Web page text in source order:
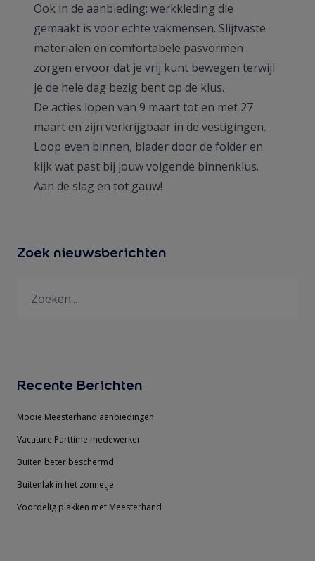
Ook in de aanbieding: werkkleding die
gemaakt is voor echte vakmensen. Slijtvaste
materialen en comfortabele pasvormen
zorgen ervoor dat je vrij kunt bewegen terwijl
je de hele dag bezig bent op de klus.
De acties lopen van 9 maart tot en met 27
maart en zijn verkrijgbaar in de vestigingen.
Loop even binnen, blader door de folder en
kijk wat past bij jouw volgende binnenklus.
Aan de slag en tot gauw!
Zoek nieuwsberichten
Recente Berichten
Mooie Meesterhand aanbiedingen
Vacature Parttime medewerker
Buiten beter beschermd
Buitenlak in het zonnetje
Voordelig plakken met Meesterhand